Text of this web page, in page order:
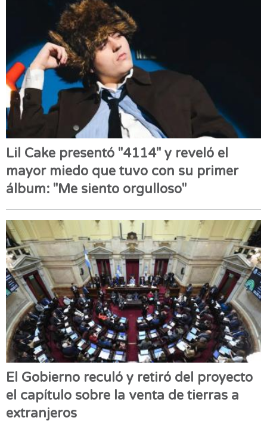
Lil Cake presentó "4114" y reveló el
mayor miedo que tuvo con su primer
álbum: "Me siento orgulloso"
El Gobierno reculó y retiró del proyecto
el capítulo sobre la venta de tierras a
extranjeros